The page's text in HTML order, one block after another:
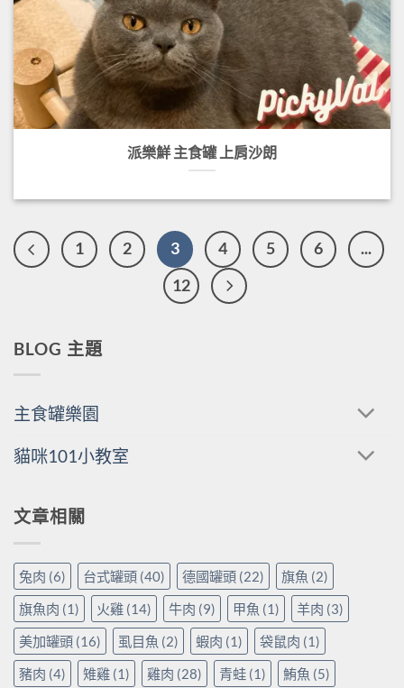
BLOG 主題
主食罐樂園
貓咪101小教室
文章相關
兔肉 (6) 台式罐頭 (40) 德國罐頭 (22) 旗魚 (2)
旗魚肉 (1) 火雞 (14) 牛肉 (9) 甲魚 (1) 羊肉 (3)
美加罐頭 (16) 虱目魚 (2) 蝦肉 (1) 袋鼠肉 (1)
豬肉 (4) 雉雞 (1) 雞肉 (28) 青蛙 (1) 鮪魚 (5)
派樂鮮 主食罐 上肩沙朗
1 2 3 4 5 6
...
12